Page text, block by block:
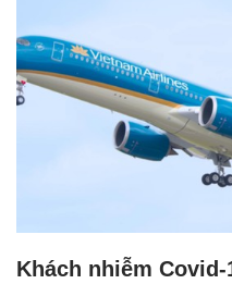
Khách nhiễm